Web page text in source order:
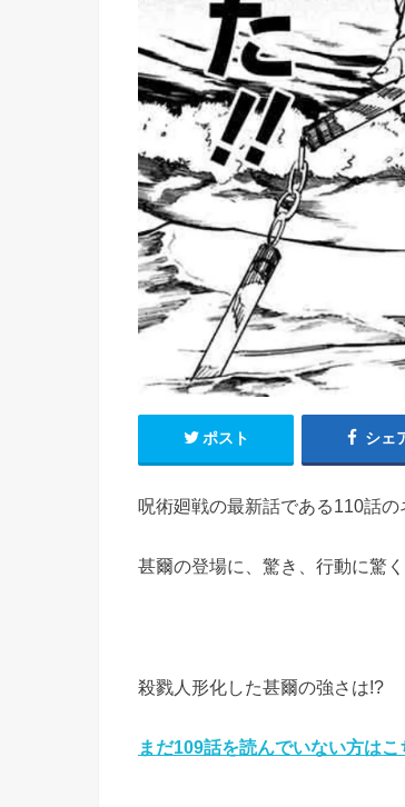
ポスト シェ
呪術廻戦の最新話である110話の
甚爾の登場に、驚き、行動に驚く
殺戮人形化した甚爾の強さは!?
まだ109話を読んでいない方はこ